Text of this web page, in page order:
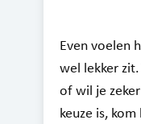
Even voelen
wel lekker
of wil je
keuze is,